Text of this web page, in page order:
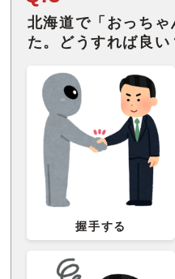
北海道で「おっち
た。どうすれば良い
握手する